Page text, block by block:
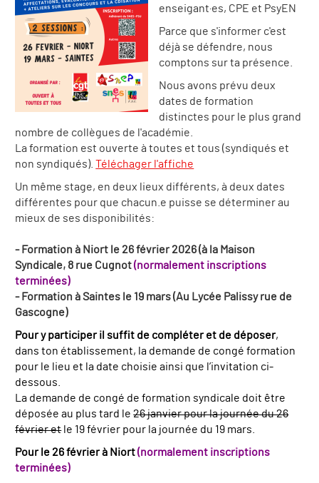
enseigant·es, CPE et PsyEN
Parce que s'informer c'est
déjà se défendre, nous
comptons sur ta présence.
Nous avons prévu deux
dates de formation
distinctes pour le plus grand
nombre de collègues de l'académie.
La formation est ouverte à toutes et tous (syndiqués et
non syndiqués).Téléchager l'affiche
Un même stage, en deux lieux différents, à deux dates
différentes pour que chacun.e puisse se déterminer au
mieux de ses disponibilités:
- Formation à Niort le 26 février 2026 (à la Maison
Syndicale, 8 rue Cugnot(normalement inscriptions
terminées)
- Formation à Saintes le 19 mars (Au Lycée Palissy rue de
Gascogne)
Pour y participer il suffit de compléter et de déposer,
dans ton établissement, la demande de congé formation
pour le lieu et la date choisie ainsi que l’invitation ci-
dessous.
La demande de congé de formation syndicale doit être
déposée au plus tard le26 janvier pour la journée du 26
février etle 19 février pour la journée du 19 mars.
Pour le 26 février à Niort(normalement inscriptions
terminées)